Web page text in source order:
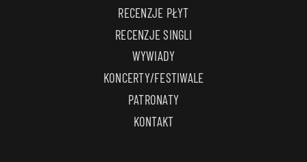
RECENZJE PŁYT
RECENZJE SINGLI
WYWIADY
KONCERTY/FESTIWALE
PATRONATY
KONTAKT